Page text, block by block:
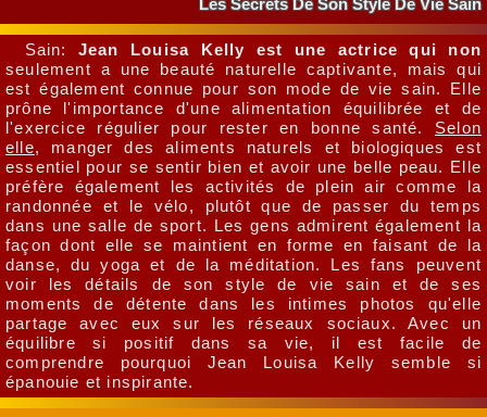
Sain:
Jean Louisa Kelly est une actrice qui non
seulement a une beauté naturelle captivante, mais qui
est également connue pour son mode de vie sain. Elle
prône l'importance d'une alimentation équilibrée et de
l'exercice régulier pour rester en bonne santé. Selon
elle, manger des aliments naturels et biologiques est
essentiel pour se sentir bien et avoir une belle peau. Elle
préfère également les activités de plein air comme la
randonnée et le vélo, plutôt que de passer du temps
dans une salle de sport. Les gens admirent également la
façon dont elle se maintient en forme en faisant de la
danse, du yoga et de la méditation. Les fans peuvent
voir les détails de son style de vie sain et de ses
moments de détente dans les intimes photos qu'elle
partage avec eux sur les réseaux sociaux. Avec un
équilibre si positif dans sa vie, il est facile de
comprendre pourquoi Jean Louisa Kelly semble si
épanouie et inspirante.